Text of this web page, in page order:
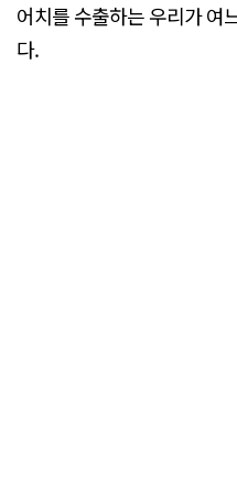
어치를 수출하는 우리가 여
다.